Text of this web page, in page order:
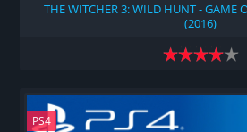
THE WITCHER 3: WILD HUNT - GAME
(2016)
PS4